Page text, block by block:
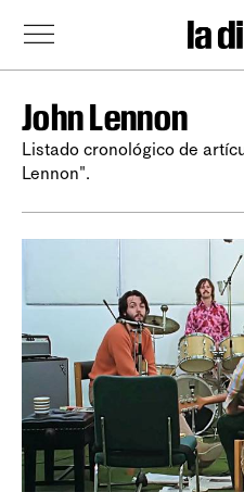
John Lennon
Listado cronológico de
Lennon".